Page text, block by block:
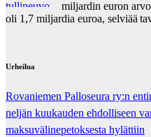
miljardin euron
oli 1,7 miljardia euroa, selviää
Urheilua
Rovaniemen Palloseura ry:n
neljän kuu­kau­den eh­dol­li­seen
mak­su­vä­li­ne­pe­tok­ses­ta hy­lät­tiin